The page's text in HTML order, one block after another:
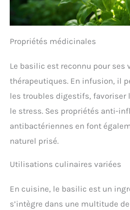
Propriétés médicinales
Le basilic est reconnu pour ses
thérapeutiques. En infusion, il
les troubles digestifs, favoriser
le stress. Ses propriétés anti-
antibactériennes en font
naturel prisé.
Utilisations culinaires variées
En cuisine, le basilic est un
s’intègre dans une multitude